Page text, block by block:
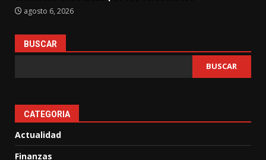
agosto 6, 2026
BUSCAR
BUSCAR
CATEGORIA
Actualidad
Finanzas